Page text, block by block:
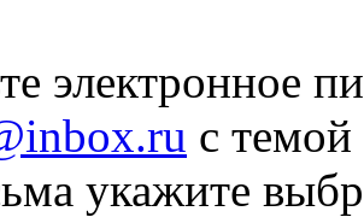
электронное
с
укажите